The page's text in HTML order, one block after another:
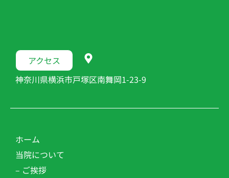
アクセス
神奈川県横浜市戸塚区南舞岡1-23-9
ホーム
当院について
– ご挨拶